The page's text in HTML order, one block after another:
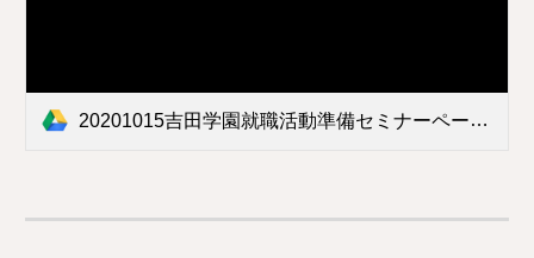
20201015吉田学園就職活動準備セミナーページ毎.pdf